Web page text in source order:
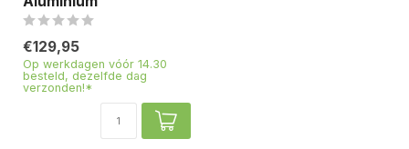
€129,95
Op werkdagen vóór 14.30
besteld, dezelfde dag
verzonden!*